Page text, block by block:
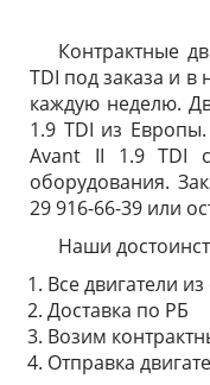
Контрактные
TDI под заказа и
каждую неделю.
1.9 TDI из
Avant II 1.9 TDI
оборудования.
29 916-66-39 или
Наши
Все двигатели
Доставка по РБ
Возим
Отправка